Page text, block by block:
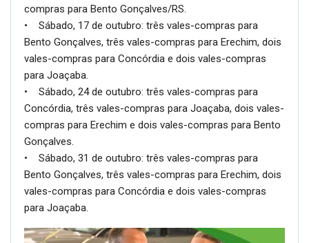
compras para Bento Gonçalves/RS.
• Sábado, 17 de outubro: três vales-compras para
Bento Gonçalves, três vales-compras para Erechim, dois
vales-compras para Concórdia e dois vales-compras
para Joaçaba.
• Sábado, 24 de outubro: três vales-compras para
Concórdia, três vales-compras para Joaçaba, dois vales-
compras para Erechim e dois vales-compras para Bento
Gonçalves.
• Sábado, 31 de outubro: três vales-compras para
Bento Gonçalves, três vales-compras para Erechim, dois
vales-compras para Concórdia e dois vales-compras
para Joaçaba.